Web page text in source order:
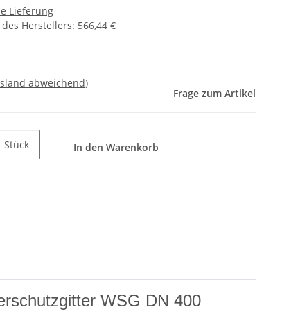
Lieferung
Herstellers: 566,44 €
abweichend)
Frage zum Artikel
Stück In den Warenkorb
WSG DN 400